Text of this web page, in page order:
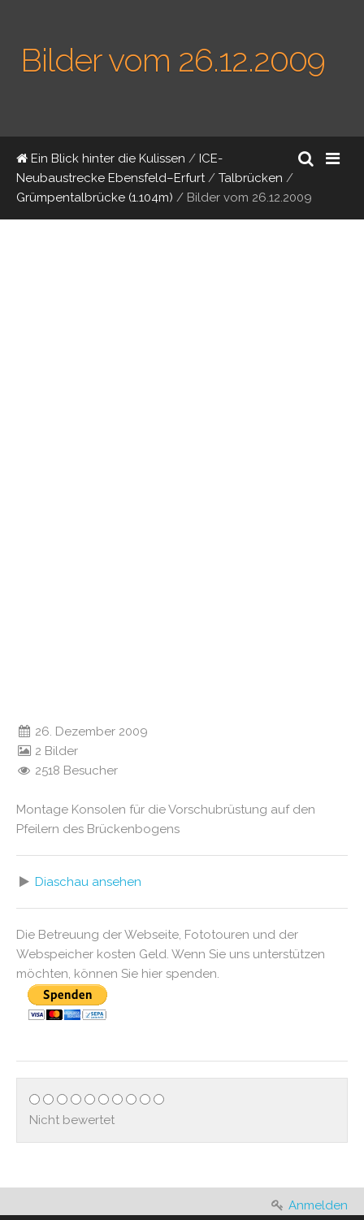
Bilder vom 26.12.2009
Ein Blick hinter die Kulissen / ICE-
Neubaustrecke Ebensfeld–Erfurt/ Talbrücken /
Grümpentalbrücke (1.104m) / Bilder vom 26.12.2009
26. Dezember 2009
2 Bilder
2518 Besucher
Montage Konsolen für die Vorschubrüstung auf den
Pfeilern des Brückenbogens
Diaschau ansehen
Die Betreuung der Webseite, Fototouren und der
Webspeicher kosten Geld. Wenn Sie uns unterstützen
möchten, können Sie hier spenden.
Nicht bewertet
Anmelden